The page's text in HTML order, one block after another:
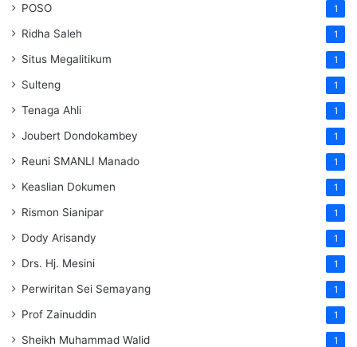
POSO 1
Ridha Saleh 1
Situs Megalitikum 1
Sulteng 1
Tenaga Ahli 1
Joubert Dondokambey 1
Reuni SMANLI Manado 1
Keaslian Dokumen 1
Rismon Sianipar 1
Dody Arisandy 1
Drs. Hj. Mesini 1
Perwiritan Sei Semayang 1
Prof Zainuddin 1
Sheikh Muhammad Walid 1